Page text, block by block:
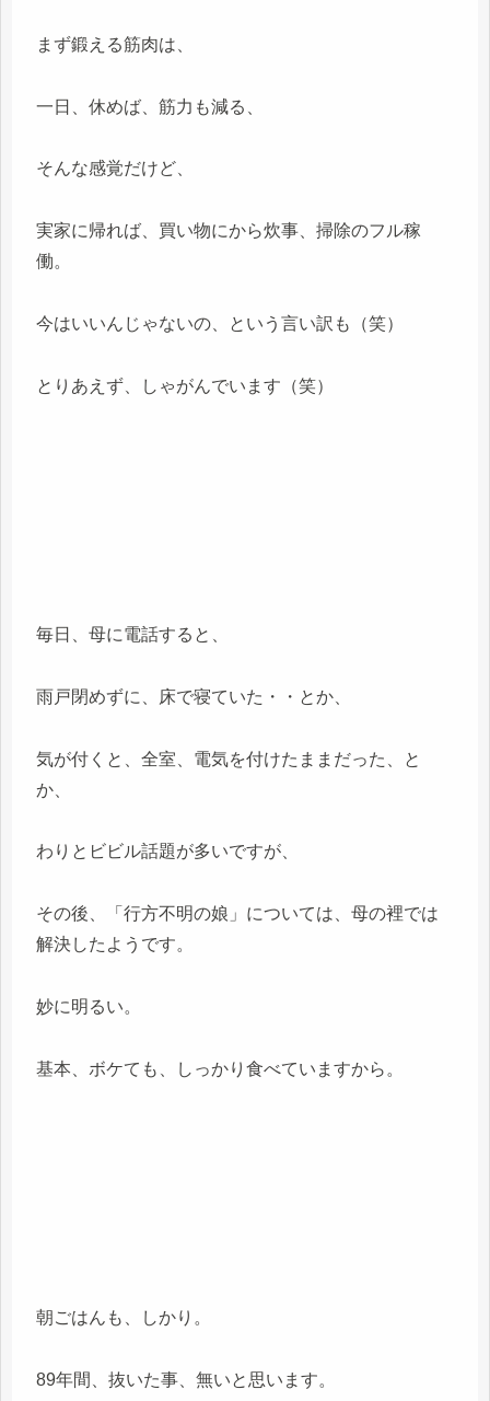
まず鍛える筋肉は、
一日、休めば、筋力も減る、
そんな感覚だけど、
実家に帰れば、買い物にから炊事、掃除のフル稼
働。
今はいいんじゃないの、という言い訳も（笑）
とりあえず、しゃがんでいます（笑）
毎日、母に電話すると、
雨戸閉めずに、床で寝ていた・・とか、
気が付くと、全室、電気を付けたままだった、と
か、
わりとビビル話題が多いですが、
その後、「行方不明の娘」については、母の裡では
解決したようです。
妙に明るい。
基本、ボケても、しっかり食べていますから。
朝ごはんも、しかり。
89年間、抜いた事、無いと思います。